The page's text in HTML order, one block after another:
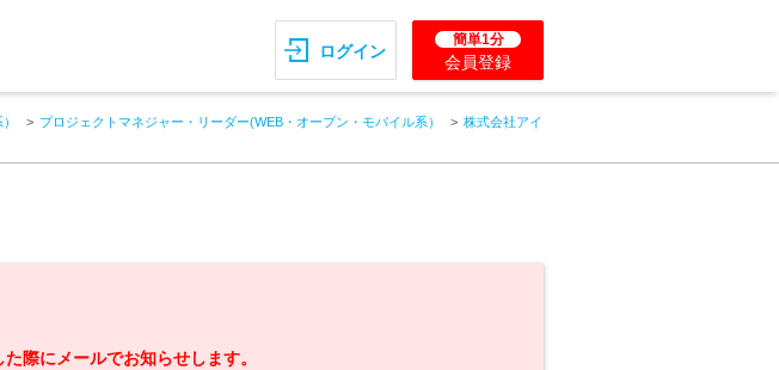
ログイン
簡単1分
会員登録
プロジェクトマネジャー・リーダー(WEB・オープン・モバイル系）
株式会社アイ
際にメールでお知らせします。